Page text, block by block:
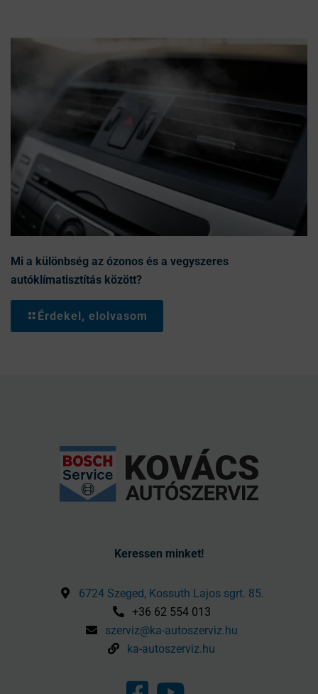
Mi a különbség az ózonos és a vegyszeres
autóklímatisztítás között?
Érdekel, elolvasom
Keressen minket!
6724 Szeged, Kossuth Lajos sgrt. 85.
+36 62 554 013
szerviz@ka-autoszerviz.hu
ka-autoszerviz.hu